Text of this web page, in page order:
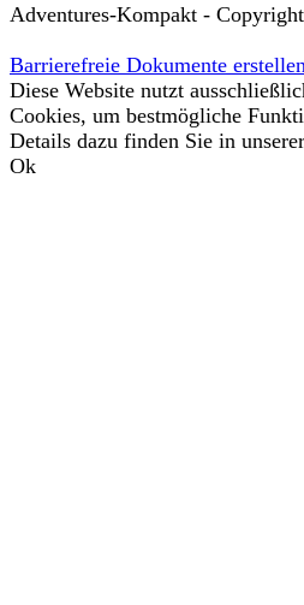
Adventures-Kompakt -
Barrierefreie Dokumente erstellen
Diese Website nutzt
Cookies, um bestmögliche
Details dazu finden Sie in unserer
Ok